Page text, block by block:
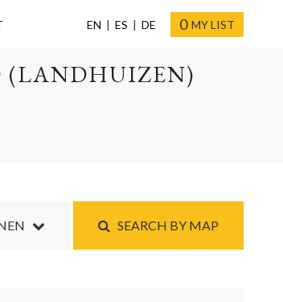
EN ES DE 0 MY LIST
(LANDHUIZEN)
SEARCH BY MAP